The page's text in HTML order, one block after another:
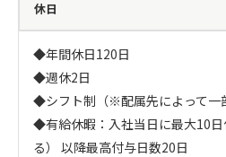
休日
◆年間休日120日
◆週休2日
◆シフト制（※配属先によって一
◆有給休暇：入社当日に最大10
る） 以降最高付与日数20日